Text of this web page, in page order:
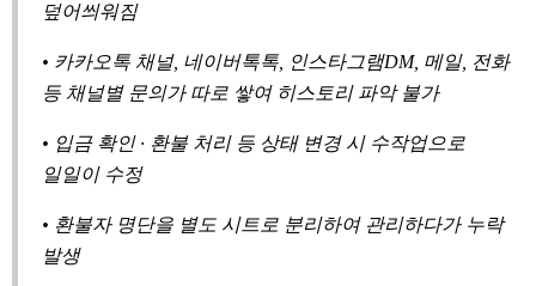
덮어씌워짐
• 카카오톡 채널, 네이버톡톡, 인스타그램DM, 메일, 전화
등 채널별 문의가 따로 쌓여 히스토리 파악 불가
• 입금 확인 · 환불 처리 등 상태 변경 시 수작업으로
일일이 수정
• 환불자 명단을 별도 시트로 분리하여 관리하다가 누락
발생